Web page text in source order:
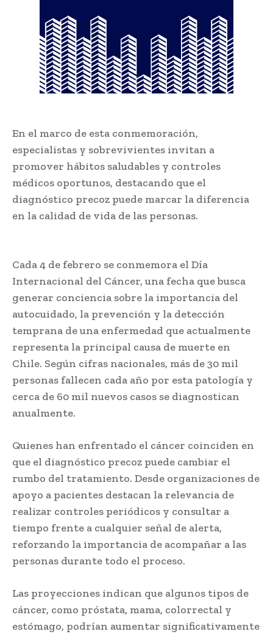
En el marco de esta conmemoración,
especialistas y sobrevivientes invitan a
promover hábitos saludables y controles
médicos oportunos, destacando que el
diagnóstico precoz puede marcar la diferencia
en la calidad de vida de las personas.
Cada 4 de febrero se conmemora el Día
Internacional del Cáncer, una fecha que busca
generar conciencia sobre la importancia del
autocuidado, la prevención y la detección
temprana de una enfermedad que actualmente
representa la principal causa de muerte en
Chile. Según cifras nacionales, más de 30 mil
personas fallecen cada año por esta patología y
cerca de 60 mil nuevos casos se diagnostican
anualmente.
Quienes han enfrentado el cáncer coinciden en
que el diagnóstico precoz puede cambiar el
rumbo del tratamiento. Desde organizaciones de
apoyo a pacientes destacan la relevancia de
realizar controles periódicos y consultar a
tiempo frente a cualquier señal de alerta,
reforzando la importancia de acompañar a las
personas durante todo el proceso.
Las proyecciones indican que algunos tipos de
cáncer, como próstata, mama, colorrectal y
estómago, podrían aumentar significativamente